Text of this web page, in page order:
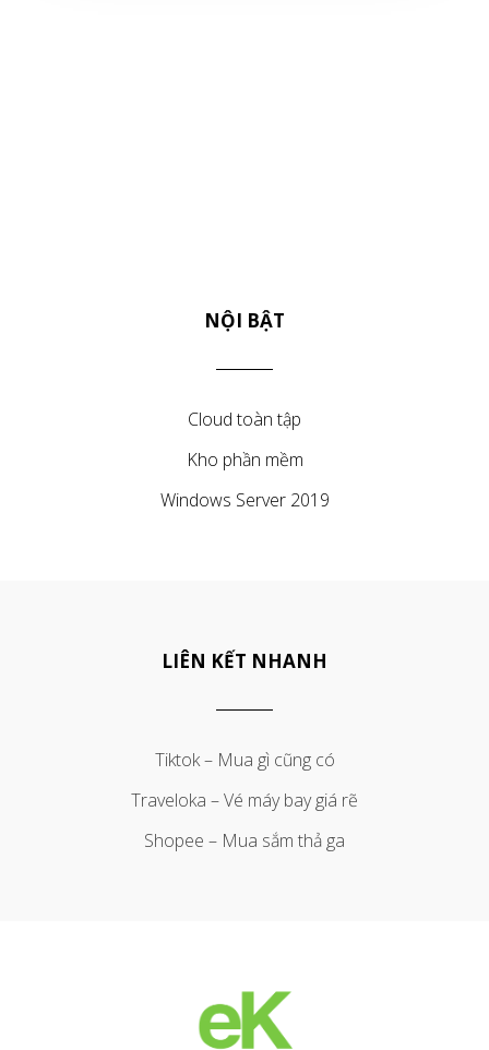
NỘI BẬT
Cloud toàn tập
Kho phần mềm
Windows Server 2019
LIÊN KẾT NHANH
Tiktok – Mua gì cũng có
Traveloka – Vé máy bay giá rẽ
Shopee – Mua sắm thả ga